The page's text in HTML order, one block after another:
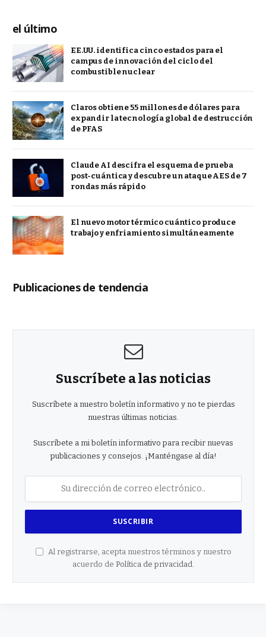
el último
EE.UU. identifica cinco estados para el
campus de innovación del ciclo del
combustible nuclear
Claros obtiene 55 millones de dólares para
expandir la tecnología global de destrucción
de PFAS
Claude AI descifra el esquema de prueba
post-cuántica y descubre un ataque AES de 7
rondas más rápido
El nuevo motor térmico cuántico produce
trabajo y enfriamiento simultáneamente
Publicaciones de tendencia
Suscríbete a las noticias
Suscríbete a nuestro boletín informativo y no te pierdas
nuestras últimas noticias.
Suscríbete a mi boletín informativo para recibir nuevas
publicaciones y consejos. ¡Manténgase al día!
Al registrarse, acepta nuestros términos y nuestro
acuerdo de Política de privacidad